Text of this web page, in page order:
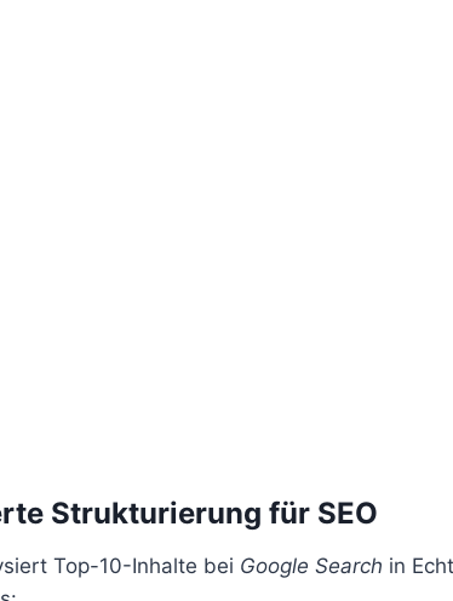
Strukturierung für SEO
Top-10-Inhalte bei Google Search in